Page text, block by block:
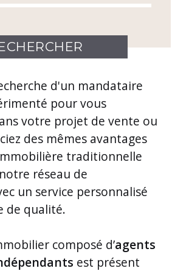
d'un mandataire
pour vous
votre projet de vente ou
des mêmes avantages
traditionnelle
réseau de
un service personnalisé
de qualité.
composé d’agents
est présent